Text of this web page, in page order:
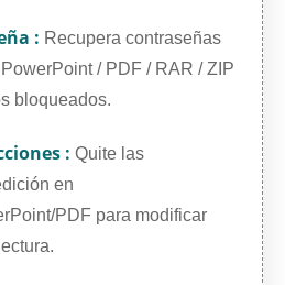
: Recupera contraseñas
/ PDF / RAR / ZIP
bloqueados.
: Quite las
en
PDF para modificar